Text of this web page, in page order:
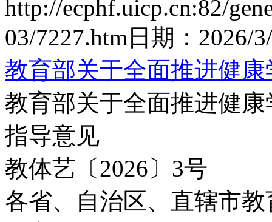
http://ecphf.uicp.cn:82/
03/7227.htm 日期： 2026/
教育部关于全面推进健
教育部关于全面推进健
指导意见
教体艺〔2026〕3号
各省、自治区、直辖市